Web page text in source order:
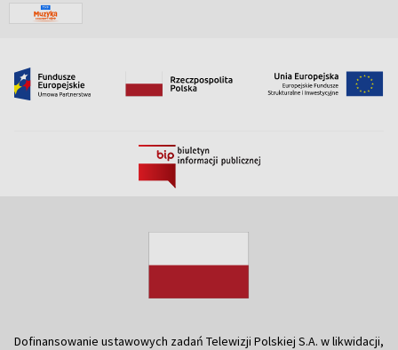
Dofinansowanie ustawowych zadań Telewizji Polskiej S.A. w likwidacji,